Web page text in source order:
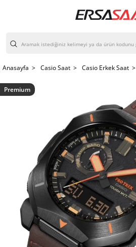
Anasayfa > Casio Saat > Casio Erkek Saat >
Premium